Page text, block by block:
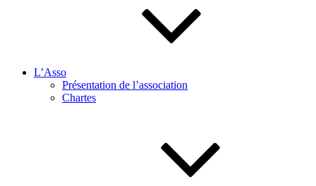
L’Asso
Présentation de l’association
Chartes